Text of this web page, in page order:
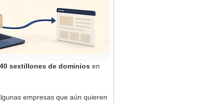
sextillones de dominios en
empresas que aún quieren